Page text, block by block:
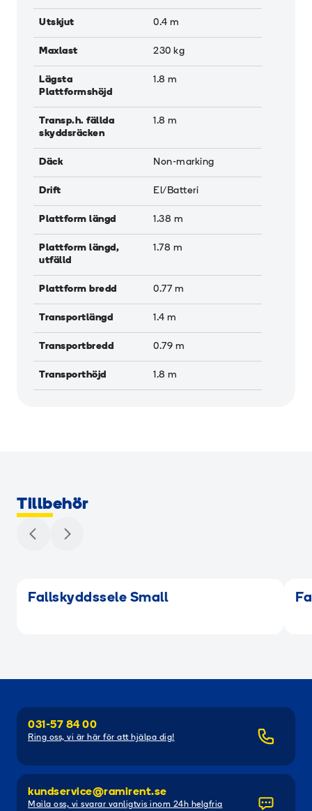
Utskjut 0.4 m
Maxlast 230 kg
Lägsta
Plattformshöjd
1.8 m
Transp.h. fällda
skyddsräcken
1.8 m
Däck Non-marking
Drift El/Batteri
Plattform längd 1.38 m
Plattform längd,
utfälld
1.78 m
Plattform bredd 0.77 m
Transportlängd 1.4 m
Transportbredd 0.79 m
Transporthöjd 1.8 m
Tillbehör
Fallskyddssele Small
031-57 84 00
Ring oss, vi är här för att hjälpa dig!
kundservice@ramirent.se
Maila oss, vi svarar vanligtvis inom 24h helgfria